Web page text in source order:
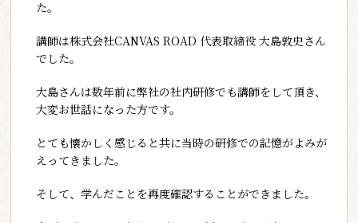
た。
講師は株式会社CANVAS ROAD 代表取締役 大島敦史さん
でした。
大島さんは数年前に弊社の社内研修でも講師をして頂き、
大変お世話になった方です。
とても懐かしく感じると共に当時の研修での記憶がよみが
えってきました。
そして、学んだことを再度確認することができました。